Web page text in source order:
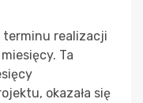
terminu realizacji
Ta
okazała się